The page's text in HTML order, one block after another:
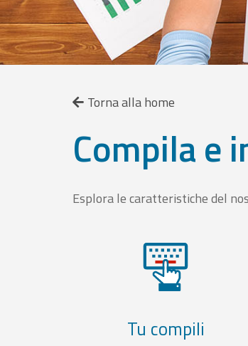
Torna alla home
Compila e
Esplora le caratteristiche del
Tu compili